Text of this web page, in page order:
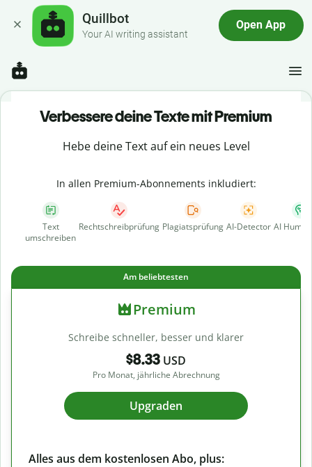
Quillbot
Your AI writing assistant
Open App
Verbessere deine Texte mit Premium
Hebe deine Text auf ein neues Level
In allen Premium-Abonnements inkludiert:
Text
umschreiben
Rechtschreibprüfung Plagiatsprüfung AI-Detector AI
Am beliebtesten
Premium
Schreibe schneller, besser und klarer
$8.33 USD
Pro Monat, jährliche Abrechnung
Upgraden
Alles aus dem kostenlosen Abo, plus: